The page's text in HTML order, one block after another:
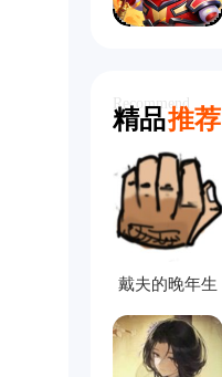
精品推荐
Recommend
戴夫的晚年生
活手机版